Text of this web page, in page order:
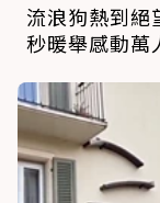
流浪狗熱到
秒暖舉感動萬